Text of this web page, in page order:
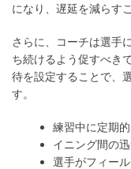
になり、遅延を減らす
さらに、コーチは選手
ち続けるよう促すべき
待を設定することで、
す。
練習中に定期
イニング間の
選手がフィー